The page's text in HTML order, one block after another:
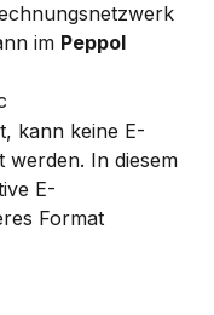
im Peppol
kann keine E-
werden. In diesem
E-
Format